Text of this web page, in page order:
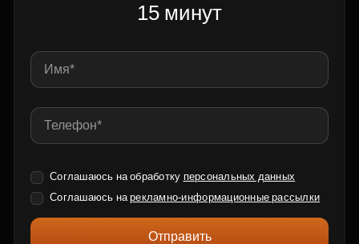
15 минут
Соглашаюсь на обработку персональных данных
Соглашаюсь нарекламно-информационные рассылки
Отправить